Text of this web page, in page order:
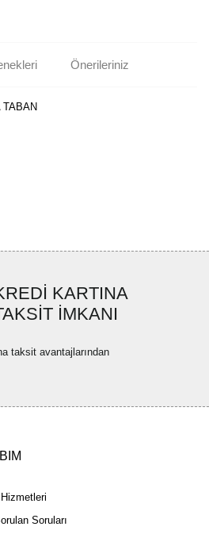
Önerileriniz
KARTINA
İMKANI
taksit avantajlarından
Soruları